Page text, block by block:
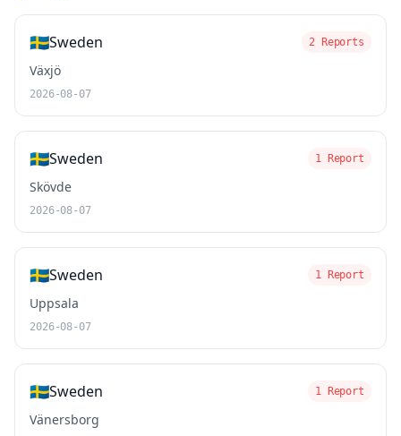
🇸🇪Sweden 2 Reports
Växjö
2026-08-07
🇸🇪Sweden 1 Report
Skövde
2026-08-07
🇸🇪Sweden 1 Report
Uppsala
2026-08-07
🇸🇪Sweden 1 Report
Vänersborg